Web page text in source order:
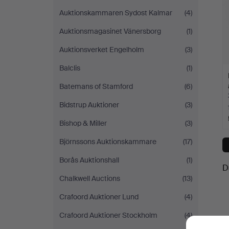
Auktionskammaren Sydost Kalmar
(4)
Auktionsmagasinet Vänersborg
(1)
Auktionsverket Engelholm
(3)
Balclis
(1)
Batemans of Stamford
(6)
Bidstrup Auktioner
(3)
Bishop & Miller
(3)
Björnssons Auktionskammare
(17)
Borås Auktionshall
(1)
Chalkwell Auctions
(13)
Crafoord Auktioner Lund
(4)
Crafoord Auktioner Stockholm
(4)